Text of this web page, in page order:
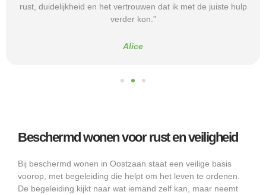
rust, duidelijkheid en het vertrouwen dat ik met de juiste hulp
verder kon.”
Alice
Beschermd wonen voor rust en veiligheid
Bij beschermd wonen in Oostzaan staat een veilige basis
voorop, met begeleiding die helpt om het leven te ordenen.
De begeleiding kijkt naar wat iemand zelf kan, maar neemt